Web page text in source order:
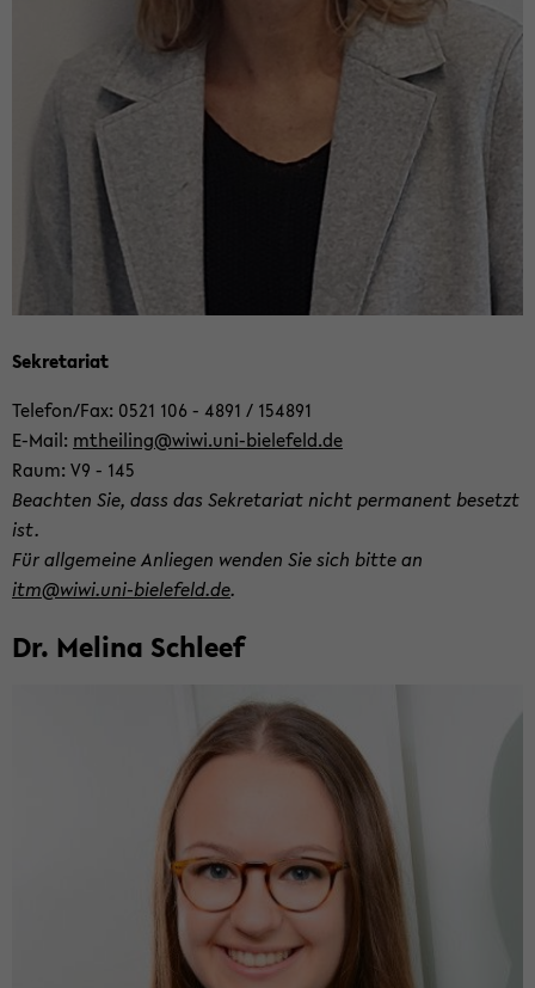
Se­kre­ta­ri­at
Te­le­fon/Fax: 0521 106 - 4891 / 154891
E-​Mail: mt­hei­ling@wiwi.uni-​bielefeld.de
Raum: V9 - 145
Be­ach­ten Sie, dass das Se­kre­ta­ri­at nicht per­ma­nent be­setzt
ist.
Für all­ge­mei­ne An­lie­gen wen­den Sie sich bitte an
itm@wiwi.uni-​bielefeld.de.
Dr. Me­li­na Schleef